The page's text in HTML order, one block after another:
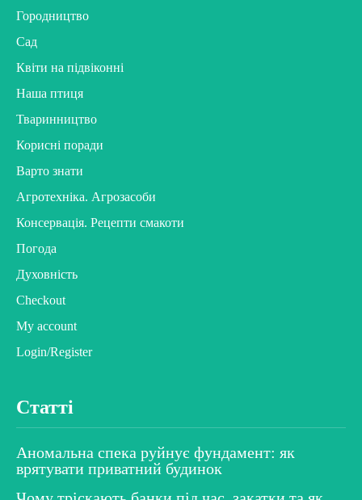
Городництво
Сад
Квіти на підвіконні
Наша птиця
Тваринництво
Корисні поради
Варто знати
Агротехніка. Агрозасоби
Консервація. Рецепти смакоти
Погода
Духовність
Checkout
My account
Login/Register
Статті
Аномальна спека руйнує фундамент: як
врятувати приватний будинок